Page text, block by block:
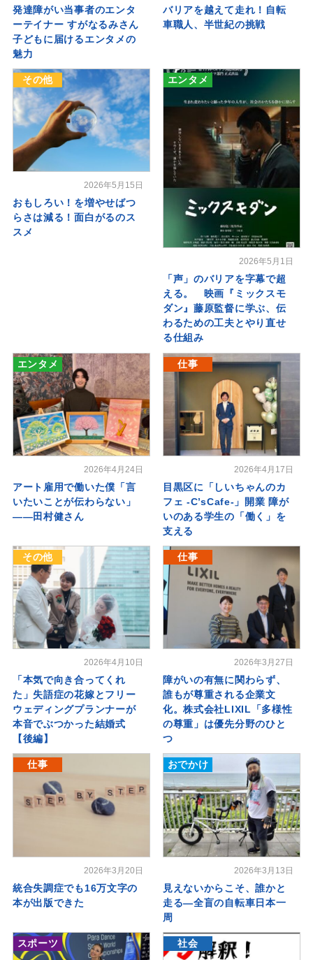
発達障がい当事者のエンタ
ーテイナー すがなるみさん
子どもに届けるエンタメの
魅力
バリアを越えて走れ！自転
車職人、半世紀の挑戦
その他
2026年5月15日
おもしろい！を増やせばつ
らさは減る！面白がるのス
スメ
エンタメ
2026年5月1日
「声」のバリアを字幕で超
える。 映画『ミックスモ
ダン』藤原監督に学ぶ、伝
わるための工夫とやり直せ
る仕組み
エンタメ
2026年4月24日
アート雇用で働いた僕「言
いたいことが伝わらない」
――田村健さん
仕事
2026年4月17日
目黒区に「しいちゃんのカ
フェ -C’sCafe-」開業 障が
いのある学生の「働く」を
支える
その他
2026年4月10日
「本気で向き合ってくれ
た」失語症の花嫁とフリー
ウェディングプランナーが
本音でぶつかった結婚式
【後編】
仕事
2026年3月27日
障がいの有無に関わらず、
誰もが尊重される企業文
化。株式会社LIXIL「多様性
の尊重」は優先分野のひと
つ
仕事
2026年3月20日
統合失調症でも16万文字の
本が出版できた
おでかけ
2026年3月13日
見えないからこそ、誰かと
走る―全盲の自転車日本一
周
スポーツ 社会